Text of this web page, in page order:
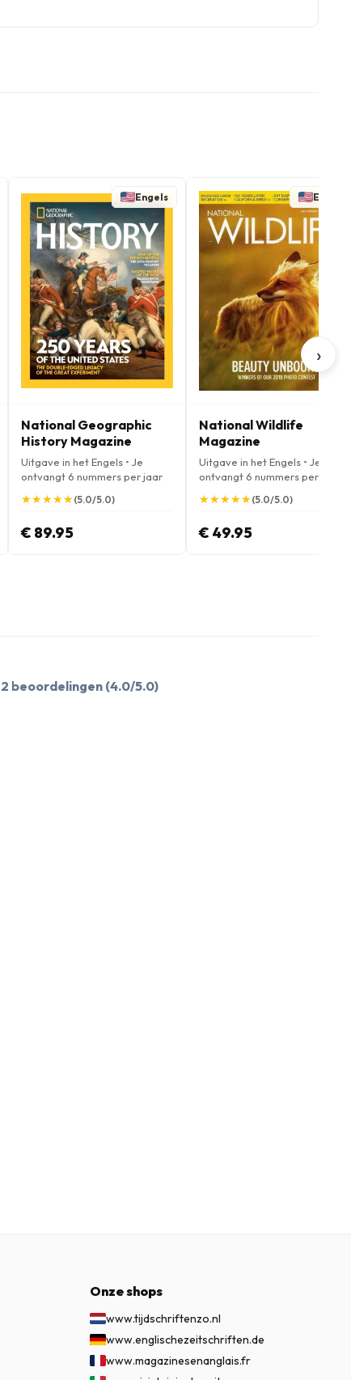
Engels
National Geographic
History Magazine
Uitgave in het Engels • Je
ontvangt 6 nummers per jaar
★
★★
★★
★★
★★
★(5.0/5.0)
€ 89.95
Engels
National Wildlife
Magazine
Uitgave in het Engels • Je
ontvangt 6 nummers per jaar
★
★★
★★
★★
★★
★(5.0/5.0)
€ 49.95
›
2 beoordelingen (4.0/5.0)
Onze shops
www.tijdschriftenzo.nl
www.englischezeitschriften.de
www.magazinesenanglais.fr